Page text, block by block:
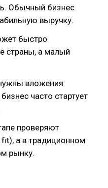
Обычный бизнес
выручку.
быстро
страны, а малый
вложения
часто стартует
проверяют
а в традиционном
рынку.